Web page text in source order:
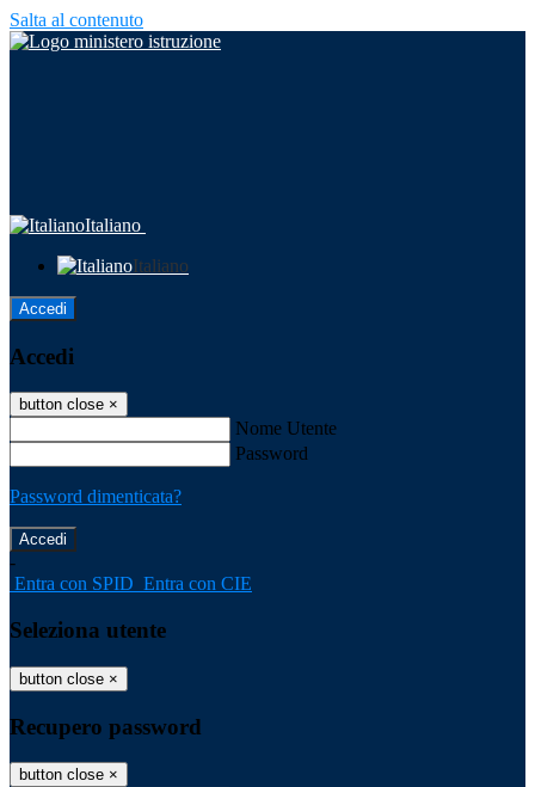
Salta al contenuto
Italiano
Italiano
Accedi
Accedi
button close ×
Nome Utente
Password
Password dimenticata?
-
Entra con SPID Entra con CIE
Seleziona utente
button close ×
Recupero password
button close ×